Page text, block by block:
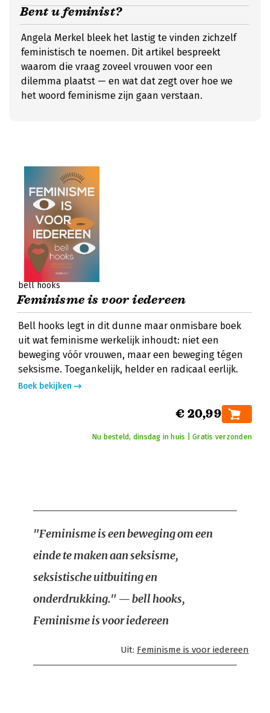
Bent u feminist?
Angela Merkel bleek het lastig te vinden zichzelf
feministisch te noemen. Dit artikel bespreekt
waarom die vraag zoveel vrouwen voor een
dilemma plaatst — en wat dat zegt over hoe we
het woord feminisme zijn gaan verstaan.
bell hooks
Feminisme is voor iedereen
Bell hooks legt in dit dunne maar onmisbare boek
uit wat feminisme werkelijk inhoudt: niet een
beweging vóór vrouwen, maar een beweging tégen
seksisme. Toegankelijk, helder en radicaal eerlijk.
Boek bekijken
€ 20,99
Nu besteld, dinsdag in huis | Gratis verzonden
"Feminisme is een beweging om een
einde te maken aan seksisme,
seksistische uitbuiting en
onderdrukking." — bell hooks,
Feminisme is voor iedereen
Uit: Feminisme is voor iedereen